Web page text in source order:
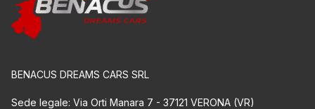
BENACUS DREAMS CARS SRL
Sede legale: Via Orti Manara 7 - 37121 VERONA (VR)